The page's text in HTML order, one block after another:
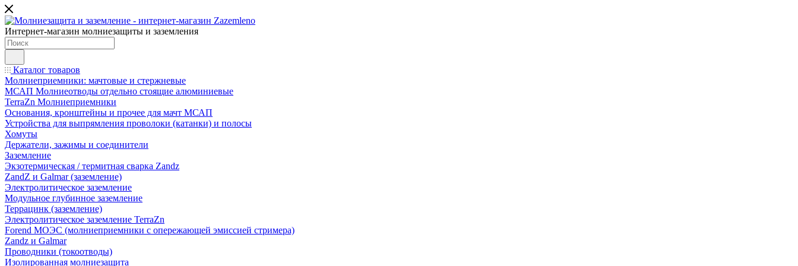
Интернет-магазин молниезащиты и заземления
Каталог товаров
Молниеприемники: мачтовые и стержневые
МСАП Молниеотводы отдельно стоящие алюминиевые
TerraZn Молниеприемники
Основания, кронштейны и прочее для мачт МСАП
Устройства для выпрямления проволоки (катанки) и полосы
Хомуты
Держатели, зажимы и соединители
Заземление
Экзотермическая / термитная сварка Zandz
ZandZ и Galmar (заземление)
Электролитическое заземление
Модульное глубинное заземление
Террацинк (заземление)
Электролитическое заземление TerraZn
Forend МОЭС (молниеприемники с опережающей эмиссией стримера)
Zandz и Galmar
Проводники (токоотводы)
Изолированная молниезащита